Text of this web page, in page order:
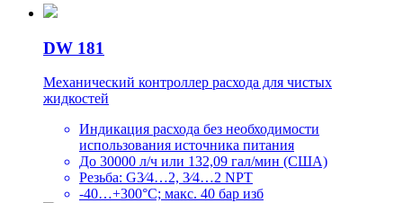
DW 181
Механический контроллер расхода для чистых
жидкостей
Индикация расхода без необходимости
использования источника питания
До 30000 л/ч или 132,09 гал/мин (США)
Резьба: G3⁄4…2, 3⁄4…2 NPT
-40…+300°C; макс. 40 бар изб